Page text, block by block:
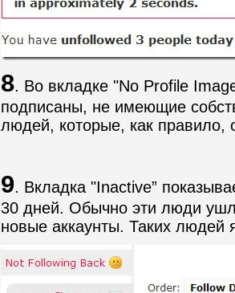
8. Во вкладке "No Profile
подписаны, не имеющие
людей, которые, как правило,
9. Вкладка "Inactive”
30 дней. Обычно эти люди
новые аккаунты. Таких людей